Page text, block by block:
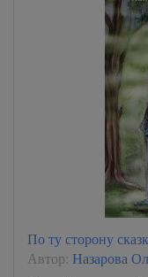
По ту сторону
Автор: Назарова